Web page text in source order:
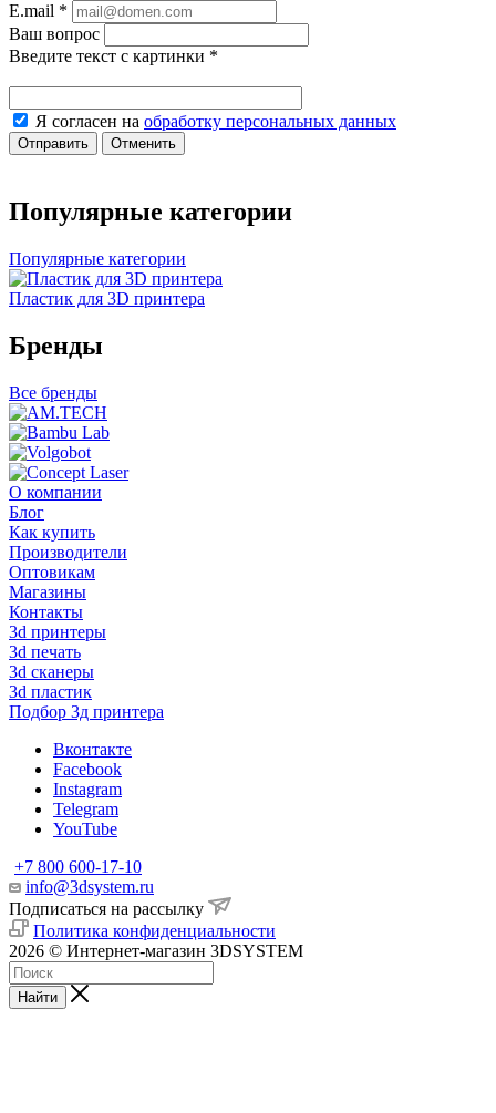
E.mail *
Ваш вопрос
Введите текст с картинки *
Я согласен на обработку персональных данных
Отправить Отменить
Популярные категории
Популярные категории
Пластик для 3D принтера
Бренды
Все бренды
О компании
Блог
Как купить
Производители
Оптовикам
Магазины
Контакты
3d принтеры
3d печать
3d сканеры
3d пластик
Подбор 3д принтера
Вконтакте
Facebook
Instagram
Telegram
YouTube
+7 800 600-17-10
info@3dsystem.ru
Подписаться на рассылку
Политика конфиденциальности
2026 © Интернет-магазин 3DSYSTEM
Найти